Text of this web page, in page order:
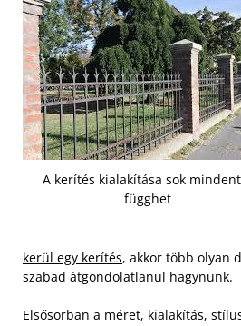
A kerítés kialakítása sok
függhet
kerül egy kerítés, akkor több olyan
szabad átgondolatlanul hagynunk.
Elsősorban a méret, kialakítás,